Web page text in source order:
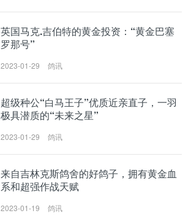
英国马克.吉伯特的黄金投资：“黄金巴塞
罗那号”
2023-01-29 鸽讯
超级种公“白马王子”优质近亲直子，一羽
极具潜质的“未来之星”
2023-01-29 鸽讯
来自吉林克斯鸽舍的好鸽子，拥有黄金血
系和超强作战天赋
2023-01-19 鸽讯